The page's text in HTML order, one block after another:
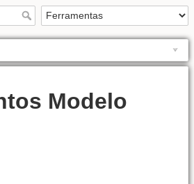
Modelo